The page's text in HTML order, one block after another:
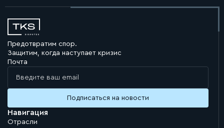
Предотвратим спор.
Защитим, когда наступает кризис
Почта
Навигация
Отрасли